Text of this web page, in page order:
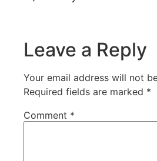
Leave a Reply
Your email address will not
Required fields are marked *
Comment *